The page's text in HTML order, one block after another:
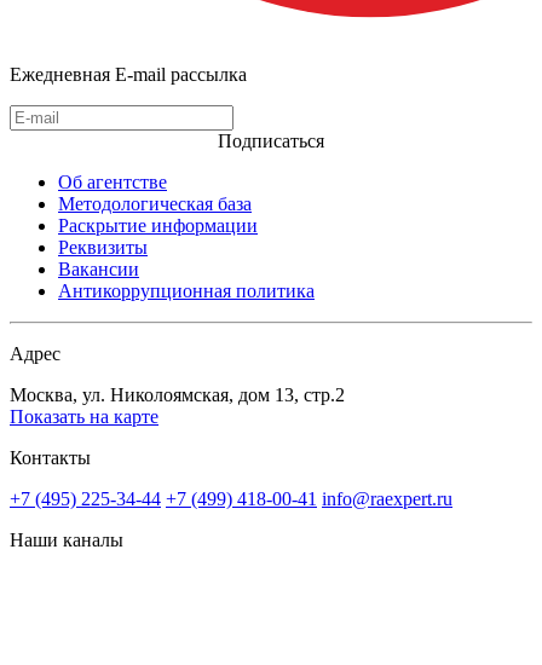
Ежедневная E-mail рассылка
Подписаться
Об агентстве
Методологическая база
Раскрытие информации
Реквизиты
Вакансии
Антикоррупционная политика
Адрес
Москва, ул. Николоямская, дом 13, стр.2
Показать на карте
Контакты
+7 (495) 225-34-44 +7 (499) 418-00-41 info@raexpert.ru
Наши каналы